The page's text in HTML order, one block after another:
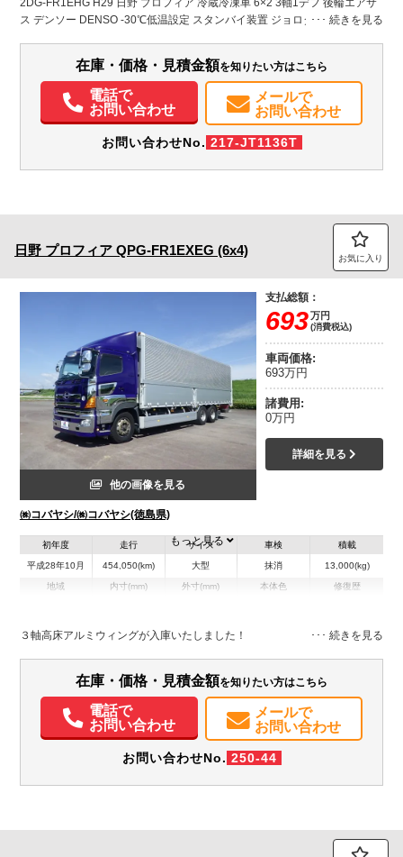
装備情報
パワステ
集中ドアロック
電動格納ミラー バックモニター
ス デンソー DENSO -30℃低温設定 スタンバイ装置 ジョロダー キーストン
在庫・価格・見積金額を知りたい方はこちら
電話で
お問い合わせ
メールで
お問い合わせ
お問い合わせNo. 217-JT1136T
日野 プロフィア QPG-FR1EXEG (6x4) お気に入り
他の画像を見る
㈱コバヤシ/㈱コバヤシ(徳島県)
支払総額：
693万円
(消費税込)
車両価格:
693万円
諸費用:
0万円
詳細を見る
初年度
平成28年10月
走行
454,050(km)
サイズ
大型
車検
抹消
積載
13,000(kg)
地域 内寸(mm)
H:2,450
外寸(mm) 本体色 修復歴
装備情報
パワステ パワーウィンドウ ABS エアバッグ
電動格納ミラー
バックモニター PMマフラー
もっと見る
３軸高床アルミウィングが入庫いたしました！
在庫・価格・見積金額を知りたい方はこちら
電話で
お問い合わせ
メールで
お問い合わせ
お問い合わせNo. 250-44